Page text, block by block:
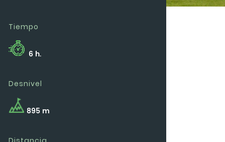
Tiempo
6 h.
Desnivel
895 m